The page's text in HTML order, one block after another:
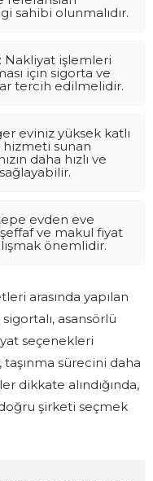
sahibi olunmalıdır.
: Nakliyat işlemleri
için sigorta ve
tercih edilmelidir.
eviniz yüksek katlı
hizmeti sunan
daha hızlı ve
evden eve
ve makul fiyat
önemlidir.
arasında yapılan
asansörlü
seçenekleri
sürecini daha
dikkate alındığında,
şirketi seçmek